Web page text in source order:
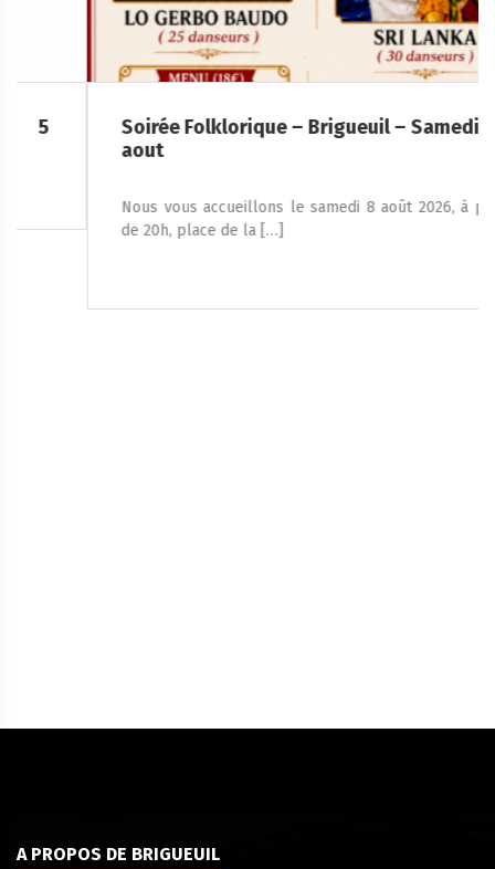
Soirée Folklorique – Brigueuil – Samedi 08
Nous vous accueillons le samedi 8 août 2026, à partir
de 20h, place de la […]
A PROPOS DE BRIGUEUIL